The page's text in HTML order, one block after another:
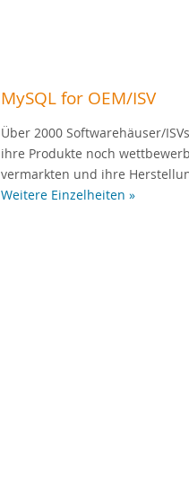
MySQL for OEM/ISV
Über 2000 Softwarehäuser/
ihre Produkte noch
vermarkten und ihre
Weitere Einzelheiten »